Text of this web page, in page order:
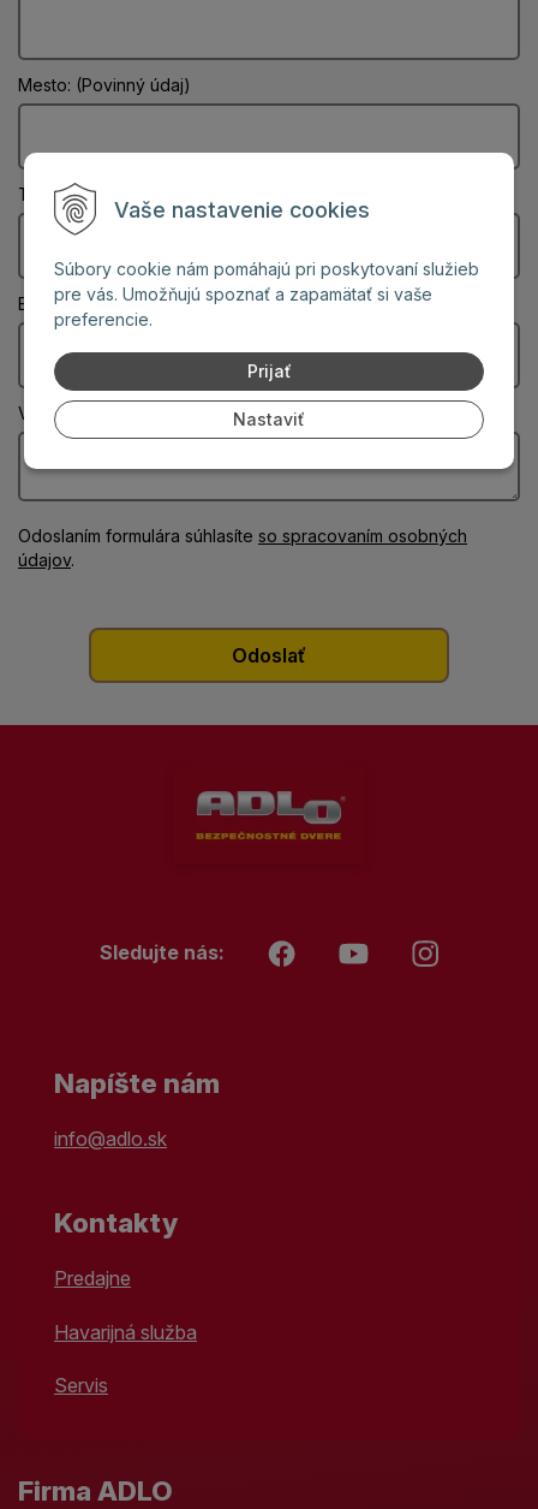
Vaše nastavenie cookies
Súbory cookie nám pomáhajú pri poskytovaní služieb
pre vás. Umožňujú spoznať a zapamätať si vaše
preferencie.
Prijať
Nastaviť
Mesto: (Povinný údaj)
Telefón:
Email: (Povinný údaj)
Vaša správa: (Povinný údaj)
Odoslaním formulára súhlasíte so spracovaním osobných
údajov.
Sledujte nás:
Napíšte nám
info@adlo.sk
Kontakty
Predajne
Havarijná služba
Servis
Firma ADLO